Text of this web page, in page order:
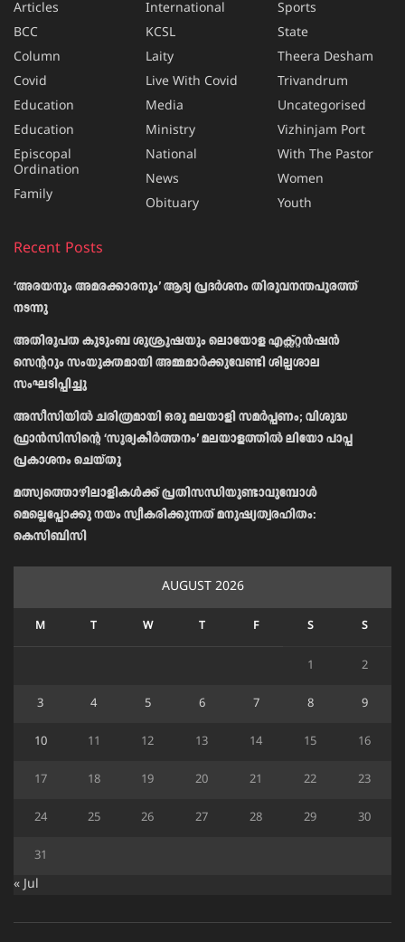
Articles
BCC
Column
Covid
Education
Education
Episcopal
Ordination
Family
International
KCSL
Laity
Live With Covid
Media
Ministry
National
News
Obituary
Sports
State
Theera Desham
Trivandrum
Uncategorised
Vizhinjam Port
With The Pastor
Women
Youth
Recent Posts
‘അരയനും അമരക്കാരനും’ ആദ്യ പ്രദർശനം തിരുവനന്തപുരത്ത്
നടന്നു
അതിരൂപത കുടുംബ ശുശ്രൂഷയും ലൊയോള എക്സ്റ്റൻഷൻ
സെന്ററും സംയുക്തമായി അമ്മമാർക്കുവേണ്ടി ശില്പശാല
സംഘടിപ്പിച്ചു
അസീസിയിൽ ചരിത്രമായി ഒരു മലയാളി സമർപ്പണം; വിശുദ്ധ
ഫ്രാൻസിസിന്റെ ‘സൂര്യകീർത്തനം’ മലയാളത്തിൽ ലിയോ പാപ്പ
പ്രകാശനം ചെയ്തു
മത്സ്യത്തൊഴിലാളികള്‍ക്ക് പ്രതിസന്ധിയുണ്ടാവുമ്പോള്‍
മെല്ലെപ്പോക്കു നയം സ്വീകരിക്കുന്നത് മനുഷ്യത്വരഹിതം:
കെസിബിസി
AUGUST 2026
M T W T F S S
1 2
3 4 5 6 7 8 9
10 11 12 13 14 15 16
17 18 19 20 21 22 23
24 25 26 27 28 29 30
31
« Jul